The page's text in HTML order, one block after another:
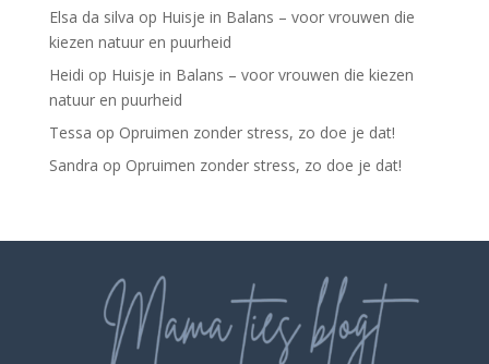
Elsa da silva op Huisje in Balans – voor vrouwen die
kiezen natuur en puurheid
Heidi op Huisje in Balans – voor vrouwen die kiezen
natuur en puurheid
Tessa op Opruimen zonder stress, zo doe je dat!
Sandra op Opruimen zonder stress, zo doe je dat!